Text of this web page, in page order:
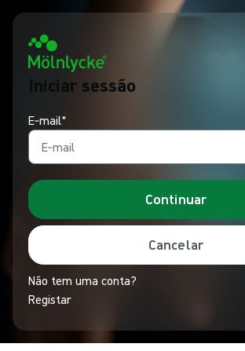
Iniciar sessão
E‑mail*
Continuar
Cancelar
Não tem uma conta?
Registar